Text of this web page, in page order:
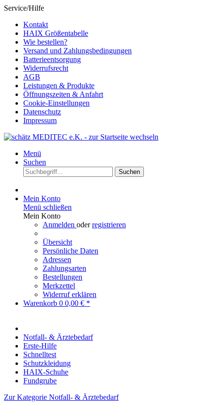
Service/Hilfe
Kontakt
HAIX Größentabelle
Wie bestellen?
Versand und Zahlungsbedingungen
Batterieentsorgung
Widerrufsrecht
AGB
Leistungen & Produkte
Öffnungszeiten & Anfahrt
Cookie-Einstellungen
Datenschutz
Impressum
Menü
Suchen
Suchen
Mein Konto
Menü schließen
Mein Konto
Anmelden oderregistrieren
Übersicht
Persönliche Daten
Adressen
Zahlungsarten
Bestellungen
Merkzettel
Widerruf erklären
Warenkorb 0 0,00 € *
Notfall- & Ärztebedarf
Erste-Hilfe
Schnelltest
Schutzkleidung
HAIX-Schuhe
Fundgrube
Zur Kategorie Notfall- & Ärztebedarf